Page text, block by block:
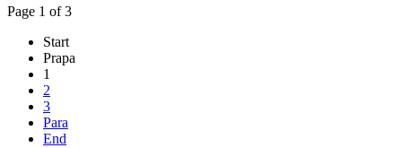
Page 1 of 3
Start
Prapa
1
2
3
Para
End